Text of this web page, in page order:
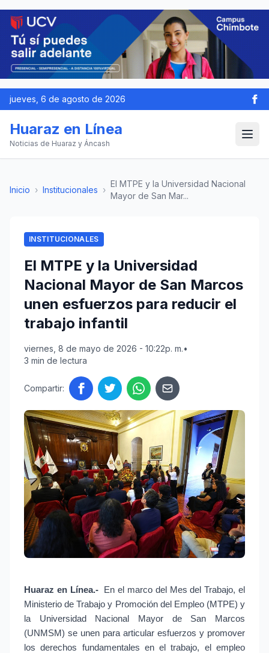
jueves, 6 de agosto de 2026
Huaraz en Línea
Noticias de Huaraz y Áncash
Inicio › Institucionales ›
El MTPE y la Universidad Nacional
Mayor de San Mar...
INSTITUCIONALES
El MTPE y la Universidad
Nacional Mayor de San Marcos
unen esfuerzos para reducir el
trabajo infantil
viernes, 8 de mayo de 2026 - 10:22p. m.•
3 min de lectura
Compartir:
Huaraz en Línea.-
En el marco del Mes del Trabajo, el
Ministerio de Trabajo y Promoción del Empleo (MTPE) y
la Universidad Nacional Mayor de San Marcos
(UNMSM) se unen para articular esfuerzos y promover
los derechos fundamentales en el trabajo, el empleo